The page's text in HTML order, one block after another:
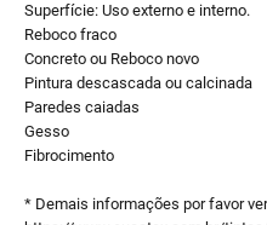
Superfície: Uso externo e interno.
Reboco fraco
Concreto ou Reboco novo
Pintura descascada ou calcinada
Paredes caiadas
Gesso
Fibrocimento
* Demais informações por favor